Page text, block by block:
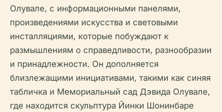
Олувале, с информационными панелями,
произведениями искусства и световыми
инсталляциями, которые побуждают к
размышлениям о справедливости, разнообразии
и принадлежности. Он дополняется
близлежащими инициативами, такими как синяя
табличка и Мемориальный сад Дэвида Олувале,
где находится скульптура Йинки Шонинбаре